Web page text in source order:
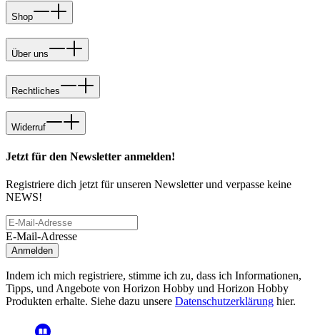
Shop
Über uns
Rechtliches
Widerruf
Jetzt für den Newsletter anmelden!
Registriere dich jetzt für unseren Newsletter und verpasse keine
NEWS!
E-Mail-Adresse
Anmelden
Indem ich mich registriere, stimme ich zu, dass ich Informationen,
Tipps, und Angebote von Horizon Hobby und Horizon Hobby
Produkten erhalte. Siehe dazu unsere Datenschutzerklärung hier.